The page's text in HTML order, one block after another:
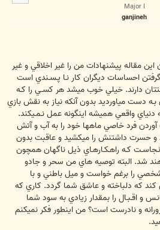
Major I
ganjineh
مقاله پيشنهادات من را غير اخلاقي و غير
گرفتن احساسات ديگران كار نـا پـسـندي است
دارند. خيلي خوب ميشد هر كسـي را كـه
بـه دست مياورديد بدون آنكه نياز به نقش بازي
واقعي هميشه اينگونه عمل نـمـيكند.
فرد خاصي ماهها خود را به آب و آتش
و حسرت داشتنش را ميكشيد و عاقبت بدون
كـه راهـكـارهـاي ذيل ناگهان همچون
شد. البته توصيه هاي من سحر و جادو
شخصي را برغم خواست و ميل باطني و با
كند كه دلباخته و عاشق شما گردد. كاري كه
و اقـبـال را بمقدار زيادي به سود شما
و نادرست است؟ من اينطور فكر نميكنم